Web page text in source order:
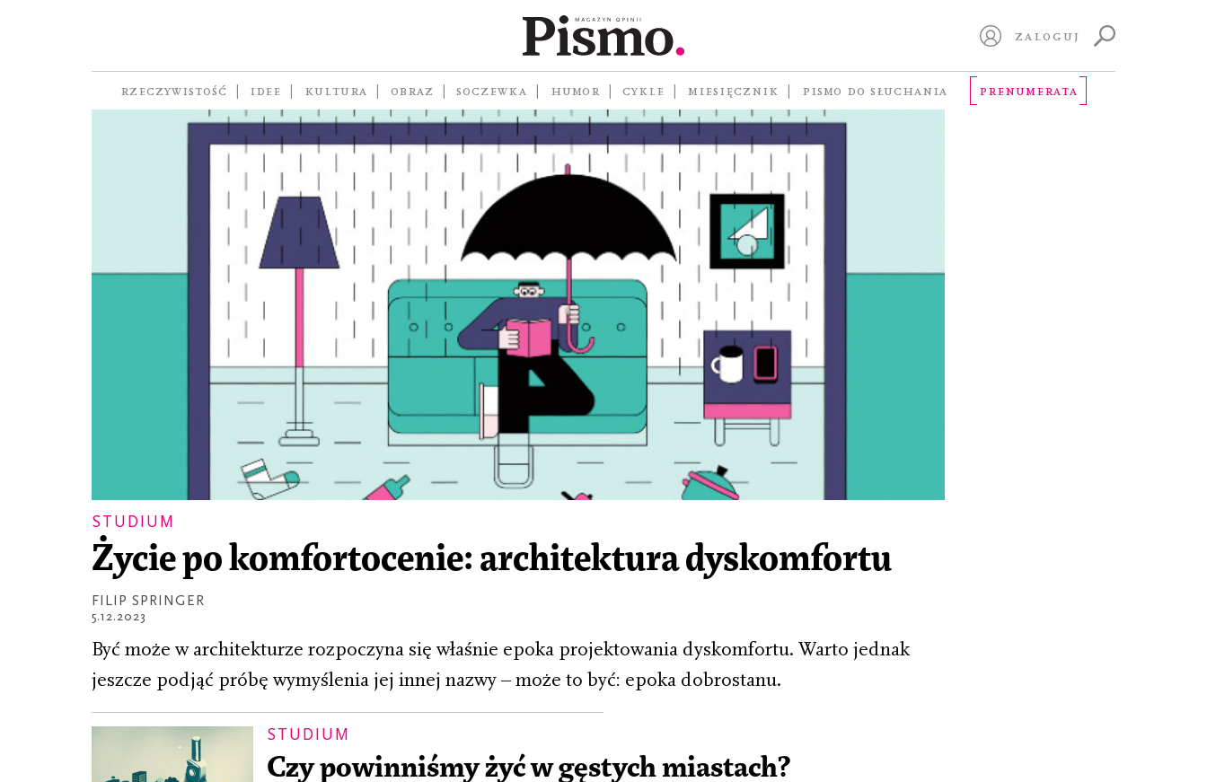
ZALOGUJ
RZECZYWISTOŚĆ IDEE KULTURA OBRAZ SOCZEWKA HUMOR CYKLE MIESIĘCZNIK PISMO DO SŁUCHANIA PRENUMERATA
STUDIUM
Życie po komfortocenie: architektura dyskomfortu
FILIP SPRINGER
5.12.2023
Być może w architekturze rozpoczyna się właśnie epoka projektowania dyskomfortu. Warto jednak
jeszcze podjąć próbę wymyślenia jej innej nazwy – może to być: epoka dobrostanu.
STUDIUM
Czy powinniśmy żyć w gęstych miastach?